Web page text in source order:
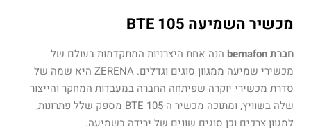
מכשיר השמיעה BTE 105
חברת bernafon
הנה אחת היצרניות המתקדמות בעולם של
מכשירי שמיעה ממגוון סוגים וגדלים. ZERENA היא שמה של
סדרת מכשירי יוקרה שפיתחה החברה במעבדות המחקר והייצור
שלה בשוויץ, ומתוכה מכשיר ה-BTE 105 מספק שלל פתרונות,
למגוון צרכים וכן סוגים שונים של ירידה בשמיעה.